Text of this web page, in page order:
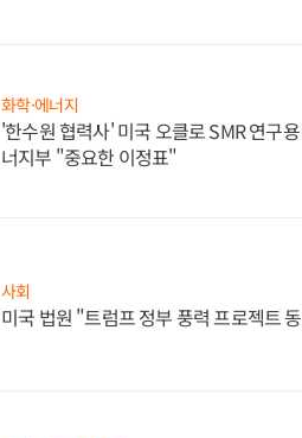
화학·에너지
'한수원 협력사' 미국 오클로 SMR 연구
너지부 "중요한 이정표"
사회
미국 법원 "트럼프 정부 풍력 프로젝트